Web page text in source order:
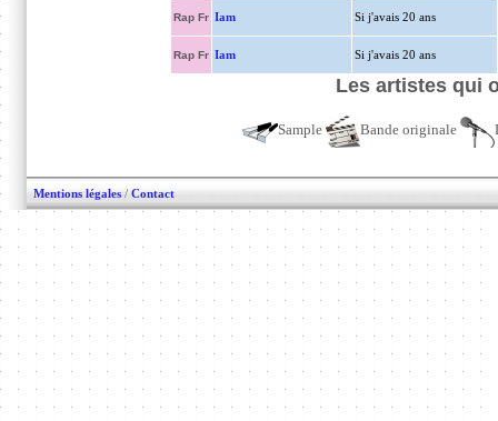
Rap Fr Iam Si j'avais 20 ans
Rap Fr Iam Si j'avais 20 ans
Les artistes qui
Sample Bande originale
Mentions légales / Contact